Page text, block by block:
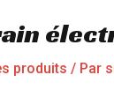
produits / Par